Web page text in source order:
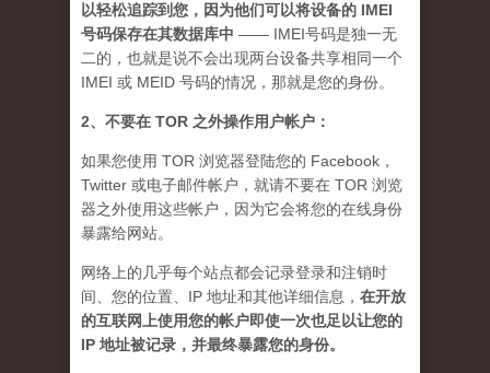
以轻松追踪到您，因为他们可以将设备的 IMEI
号码保存在其数据库中 —— IMEI号码是独一无
二的，也就是说不会出现两台设备共享相同一个
IMEI 或 MEID 号码的情况，那就是您的身份。
2、不要在 TOR 之外操作用户帐户：
如果您使用 TOR 浏览器登陆您的 Facebook，
Twitter 或电子邮件帐户，就请不要在 TOR 浏览
器之外使用这些帐户，因为它会将您的在线身份
暴露给网站。
网络上的几乎每个站点都会记录登录和注销时
间、您的位置、IP 地址和其他详细信息， 在开放
的互联网上使用您的帐户即使一次也足以让您的
IP 地址被记录，并最终暴露您的身份。